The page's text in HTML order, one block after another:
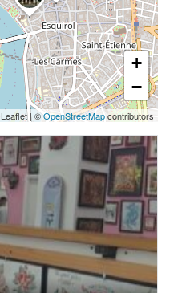
+
−
Leaflet|©OpenStreetMapcontributors